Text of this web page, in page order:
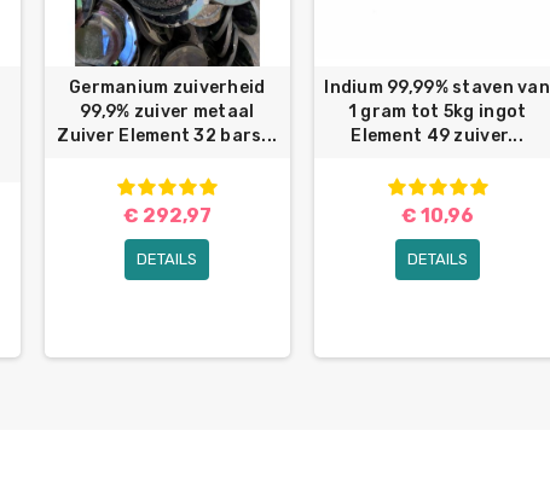
Germanium zuiverheid
99,9% zuiver metaal
Zuiver Element 32 bars...
€ 292,97
DETAILS
Indium 99,99% staven van
1 gram tot 5kg ingot
Element 49 zuiver...
€ 10,96
DETAILS